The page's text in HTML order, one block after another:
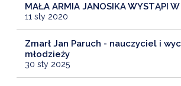
MAŁA ARMIA JANOSIKA WYSTĄPI
11 sty 2020
Zmarł Jan Paruch - nauczyciel i
młodzieży
30 sty 2025